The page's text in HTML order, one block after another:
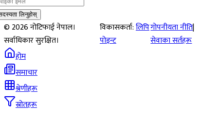
लिनुहोस्
©2026नोटिफाई नेपाल।
सर्वाधिकार सुरक्षित।
विकासकर्ता:लिपि
पोइन्ट
गोपनीयता नीति|
सेवाका सर्तहरू
होम
समाचार
श्रेणीहरू
स्रोतहरू